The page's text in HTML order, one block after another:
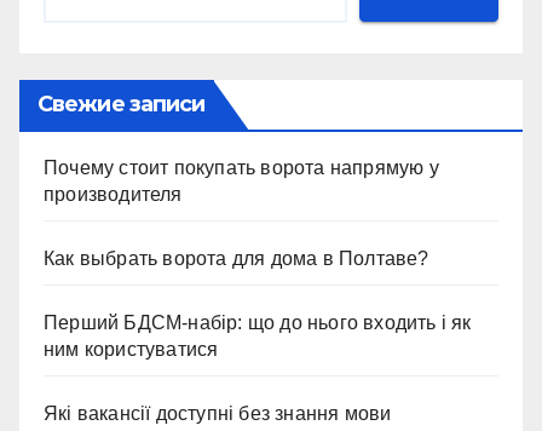
Свежие записи
Почему стоит покупать ворота напрямую у
производителя
Как выбрать ворота для дома в Полтаве?
Перший БДСМ-набір: що до нього входить і як
ним користуватися
Які вакансії доступні без знання мови